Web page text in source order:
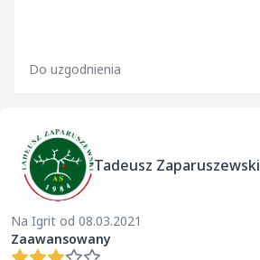
Do uzgodnienia
Tadeusz Zaparuszewski
Na Igrit od 08.03.2021
Zaawansowany